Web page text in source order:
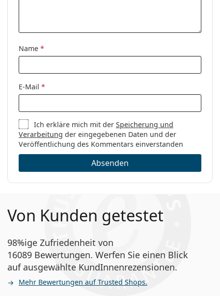
Name *
E-Mail *
Ich erkläre mich mit derSpeicherung und
Verarbeitung der eingegebenen Daten und der
Veröffentlichung des Kommentars einverstanden
Absenden
Von Kunden getestet
98%ige Zufriedenheit von
16089 Bewertungen. Werfen Sie einen Blick
auf ausgewählte KundInnenrezensionen.
Mehr Bewertungen auf Trusted Shops.